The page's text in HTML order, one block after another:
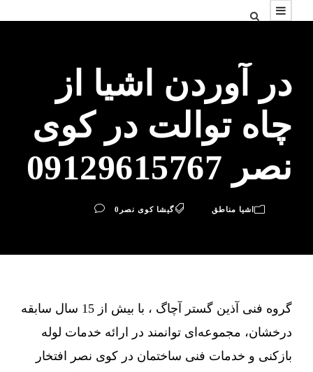
در آوردن اشیا از
چاه توالت در کوی
نصر 09129615767
اشیا مناطق گیشا کوی نصر 0
گروه فنی آذین گستر آچاگ ، با بیش از 15 سال سابقه
درخشان، مجموعه‌ای توانمند در ارائه خدمات لوله
بازکنی و خدمات فنی ساختمان در کوی نصر افتخار